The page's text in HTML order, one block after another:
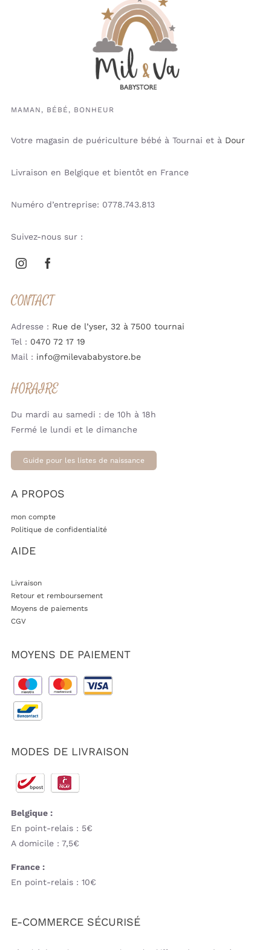
MAMAN, BÉBÉ, BONHEUR
Votre magasin de puériculture bébé à Tournai et à Dour
Livraison en Belgique et bientôt en France
Numéro d’entreprise: 0778.743.813
Suivez-nous sur :
CONTACT
Adresse : Rue de l’yser, 32 à 7500 tournai
Tel : 0470 72 17 19
Mail : info@milevababystore.be
HORAIRE
Du mardi au samedi : de 10h à 18h
Fermé le lundi et le dimanche
Guide pour les listes de naissance
A PROPOS
mon compte
Politique de confidentialité
AIDE
Livraison
Retour et remboursement
Moyens de paiements
CGV
MOYENS DE PAIEMENT
MODES DE LIVRAISON
Belgique :
En point-relais : 5€
A domicile : 7,5€
France :
En point-relais : 10€
E-COMMERCE SÉCURISÉ